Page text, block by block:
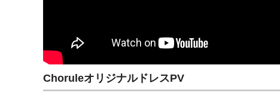
ChoruleオリジナルドレスPV